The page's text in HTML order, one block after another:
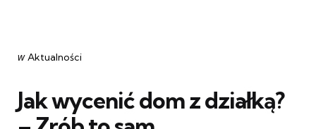
Categories
post
w Aktualności
Jak wycenić dom z działką?